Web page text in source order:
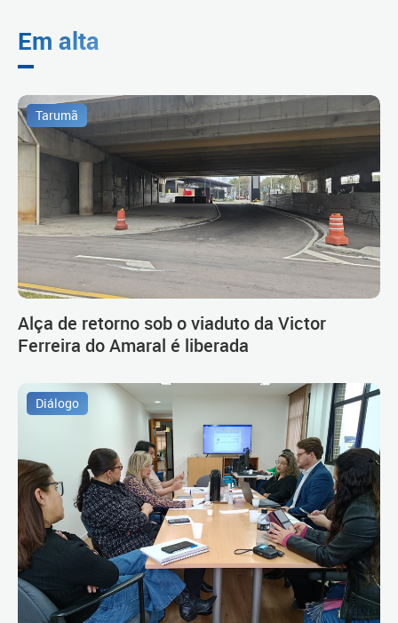
Em alta
Tarumã
Alça de retorno sob o viaduto da Victor
Ferreira do Amaral é liberada
Diálogo